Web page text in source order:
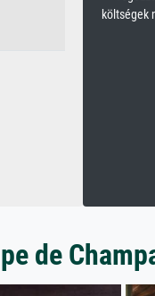
költségek
de